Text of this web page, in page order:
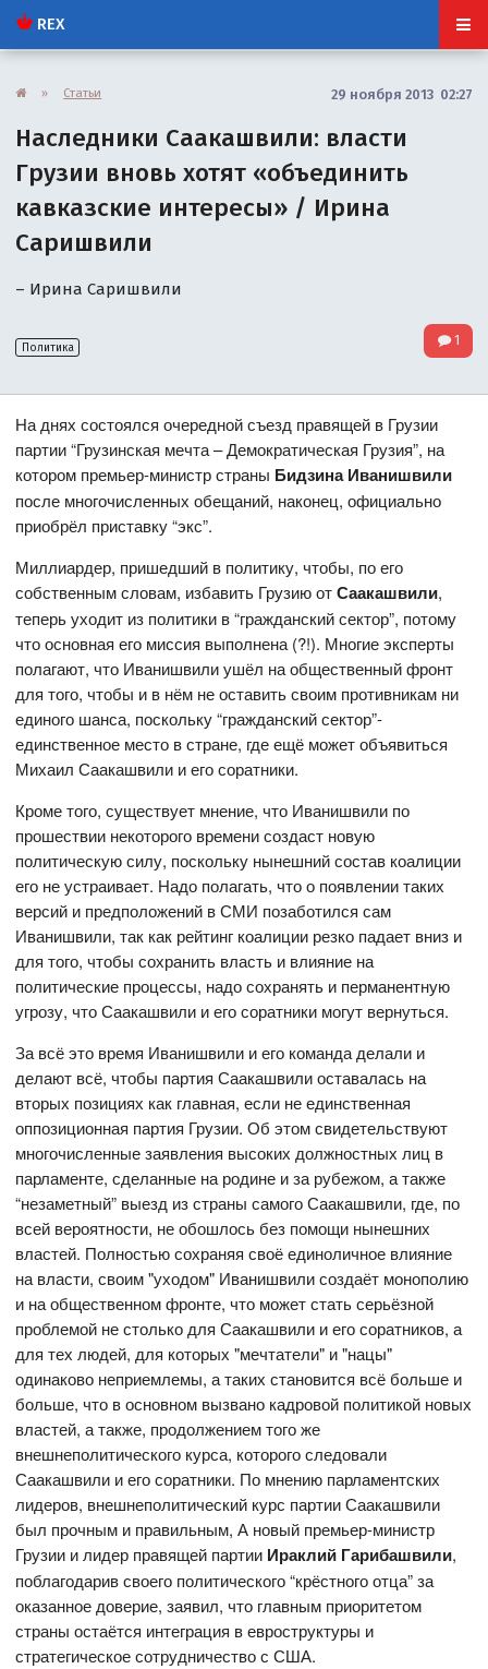
REX
» Статьи 29 ноября 2013 02:27
Наследники Саакашвили: власти
Грузии вновь хотят «объединить
кавказские интересы» / Ирина
Саришвили
– Ирина Саришвили
Политика 1
На днях состоялся очередной съезд правящей в Грузии
партии “Грузинская мечта – Демократическая Грузия”, на
котором премьер-министр страны Бидзина Иванишвили
после многочисленных обещаний, наконец, официально
приобрёл приставку “экс”.
Миллиардер, пришедший в политику, чтобы, по его
собственным словам, избавить Грузию отСаакашвили,
теперь уходит из политики в “гражданский сектор”, потому
что основная его миссия выполнена (?!). Многие эксперты
полагают, что Иванишвили ушёл на общественный фронт
для того, чтобы и в нём не оставить своим противникам ни
единого шанса, поскольку “гражданский сектор”-
единственное место в стране, где ещё может объявиться
Михаил Саакашвили и его соратники.
Кроме того, существует мнение, что Иванишвили по
прошествии некоторого времени создаст новую
политическую силу, поскольку нынешний состав коалиции
его не устраивает. Надо полагать, что о появлении таких
версий и предположений в СМИ позаботился сам
Иванишвили, так как рейтинг коалиции резко падает вниз и
для того, чтобы сохранить власть и влияние на
политические процессы, надо сохранять и перманентную
угрозу, что Саакашвили и его соратники могут вернуться.
За всё это время Иванишвили и его команда делали и
делают всё, чтобы партия Саакашвили оставалась на
вторых позициях как главная, если не единственная
оппозиционная партия Грузии. Об этом свидетельствуют
многочисленные заявления высоких должностных лиц в
парламенте, сделанные на родине и за рубежом, а также
“незаметный” выезд из страны самого Саакашвили, где, по
всей вероятности, не обошлось без помощи нынешних
властей. Полностью сохраняя своё единоличное влияние
на власти, своим "уходом" Иванишвили создаёт монополию
и на общественном фронте, что может стать серьёзной
проблемой не столько для Саакашвили и его соратников, а
для тех людей, для которых "мечтатели" и "нацы"
одинаково неприемлемы, а таких становится всё больше и
больше, что в основном вызвано кадровой политикой новых
властей, а также, продолжением того же
внешнеполитического курса, которого следовали
Саакашвили и его соратники. По мнению парламентских
лидеров, внешнеполитический курс партии Саакашвили
был прочным и правильным, А новый премьер-министр
Грузии и лидер правящей партии Ираклий Гарибашвили,
поблагодарив своего политического “крёстного отца” за
оказанное доверие, заявил, что главным приоритетом
страны остаётся интеграция в евроструктуры и
стратегическое сотрудничество с США.